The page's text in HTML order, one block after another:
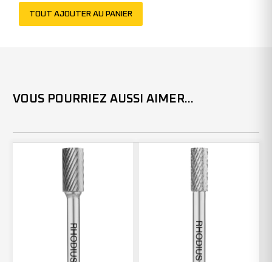
TOUT AJOUTER AU PANIER
VOUS POURRIEZ AUSSI AIMER...